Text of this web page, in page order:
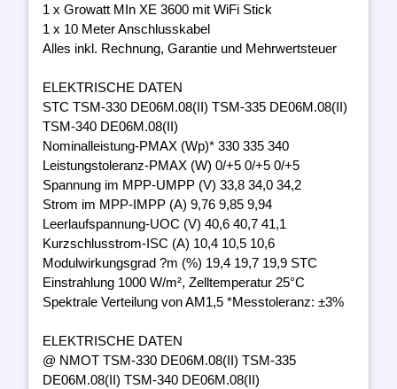
1 x Growatt MIn XE 3600 mit WiFi Stick
1 x 10 Meter Anschlusskabel
Alles inkl. Rechnung, Garantie und Mehrwertsteuer
ELEKTRISCHE DATEN
STC TSM-330 DE06M.08(II) TSM-335 DE06M.08(II)
TSM-340 DE06M.08(II)
Nominalleistung-PMAX (Wp)* 330 335 340
Leistungstoleranz-PMAX (W) 0/+5 0/+5 0/+5
Spannung im MPP-UMPP (V) 33,8 34,0 34,2
Strom im MPP-IMPP (A) 9,76 9,85 9,94
Leerlaufspannung-UOC (V) 40,6 40,7 41,1
Kurzschlusstrom-ISC (A) 10,4 10,5 10,6
Modulwirkungsgrad ?m (%) 19,4 19,7 19,9 STC
Einstrahlung 1000 W/m², Zelltemperatur 25°C
Spektrale Verteilung von AM1,5 *Messtoleranz: ±3%
ELEKTRISCHE DATEN
@ NMOT TSM-330 DE06M.08(II) TSM-335
DE06M.08(II) TSM-340 DE06M.08(II)